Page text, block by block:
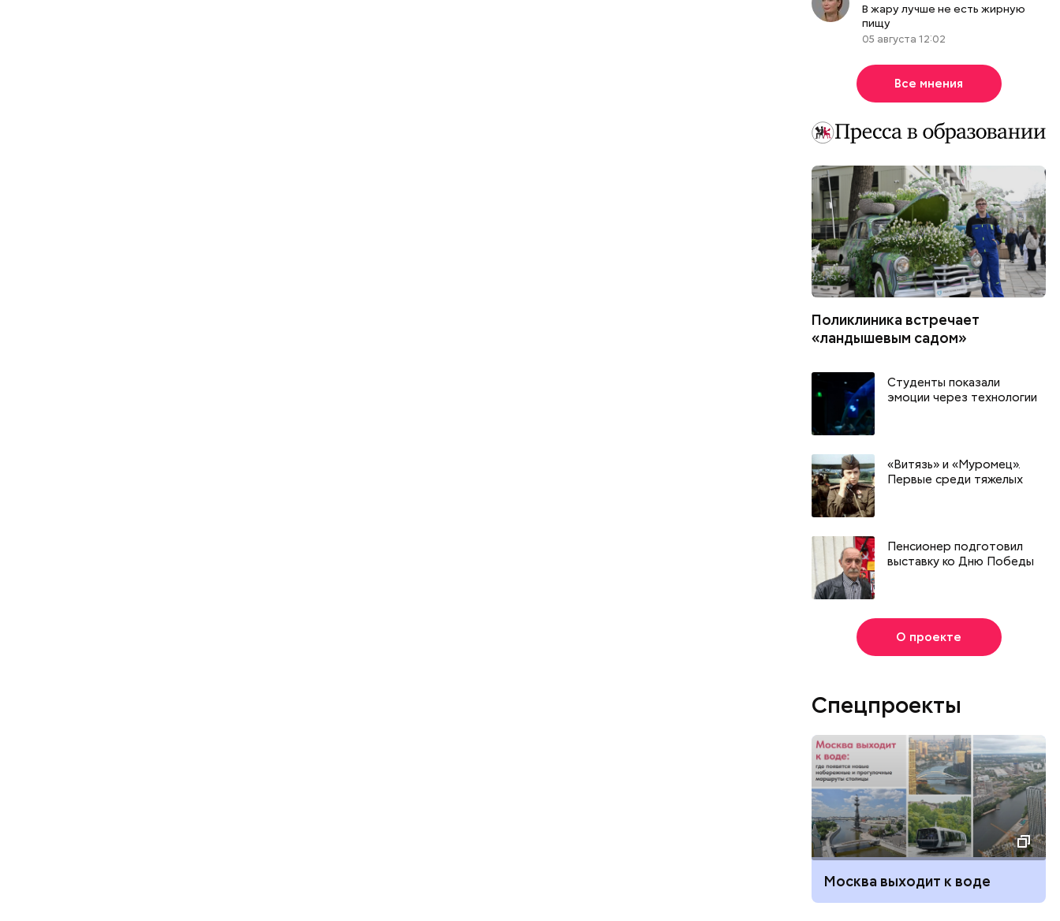
В жару лучше не есть жирную
пищу
05 августа 12:02
Все мнения
Поликлиника встречает
«ландышевым садом»
Студенты показали
эмоции через технологии
«Витязь» и «Муромец».
Первые среди тяжелых
Пенсионер подготовил
выставку ко Дню Победы
О проекте
Спецпроекты
Москва выходит к воде